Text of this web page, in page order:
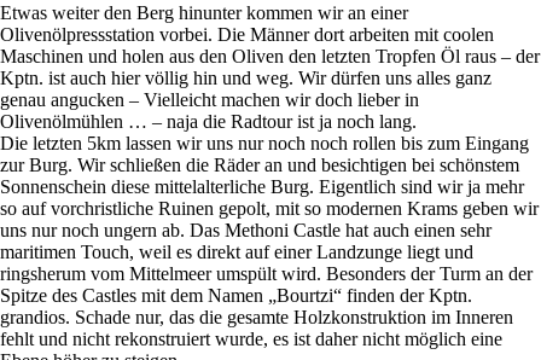
Etwas weiter den Berg hinunter kommen wir an einer
Olivenölpressstation vorbei. Die Männer dort arbeiten mit coolen
Maschinen und holen aus den Oliven den letzten Tropfen Öl raus – der
Kptn. ist auch hier völlig hin und weg. Wir dürfen uns alles ganz
genau angucken – Vielleicht machen wir doch lieber in
Olivenölmühlen … – naja die Radtour ist ja noch lang.
Die letzten 5km lassen wir uns nur noch noch rollen bis zum Eingang
zur Burg. Wir schließen die Räder an und besichtigen bei schönstem
Sonnenschein diese mittelalterliche Burg. Eigentlich sind wir ja mehr
so auf vorchristliche Ruinen gepolt, mit so modernen Krams geben wir
uns nur noch ungern ab. Das Methoni Castle hat auch einen sehr
maritimen Touch, weil es direkt auf einer Landzunge liegt und
ringsherum vom Mittelmeer umspült wird. Besonders der Turm an der
Spitze des Castles mit dem Namen „Bourtzi“ finden der Kptn.
grandios. Schade nur, das die gesamte Holzkonstruktion im Inneren
fehlt und nicht rekonstruiert wurde, es ist daher nicht möglich eine